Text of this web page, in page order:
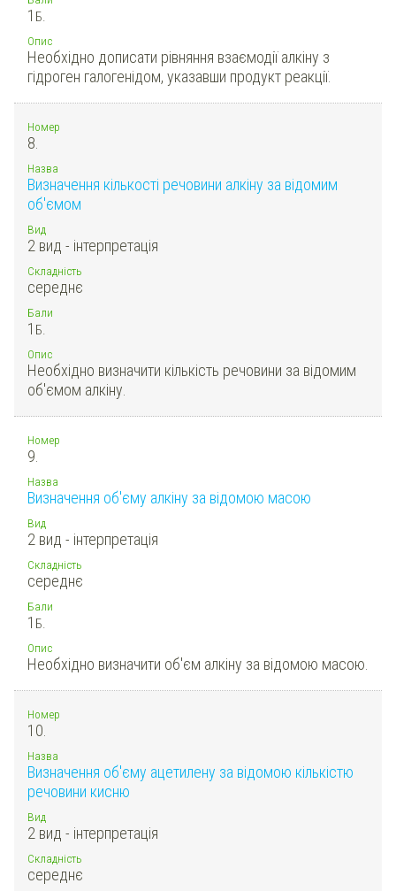
1 Б.
Опис
Необхідно дописати рівняння взаємодії алкіну з
гідроген галогенідом, указавши продукт реакції.
Номер
8.
Назва
Визначення кількості речовини алкіну за відомим
об'ємом
Вид
2 вид - інтерпретація
Складність
середнє
Бали
1 Б.
Опис
Необхідно визначити кількість речовини за відомим
об'ємом алкіну.
Номер
9.
Назва
Визначення об'єму алкіну за відомою масою
Вид
2 вид - інтерпретація
Складність
середнє
Бали
1 Б.
Опис
Необхідно визначити об'єм алкіну за відомою масою.
Номер
10.
Назва
Визначення об'єму ацетилену за відомою кількістю
речовини кисню
Вид
2 вид - інтерпретація
Складність
середнє